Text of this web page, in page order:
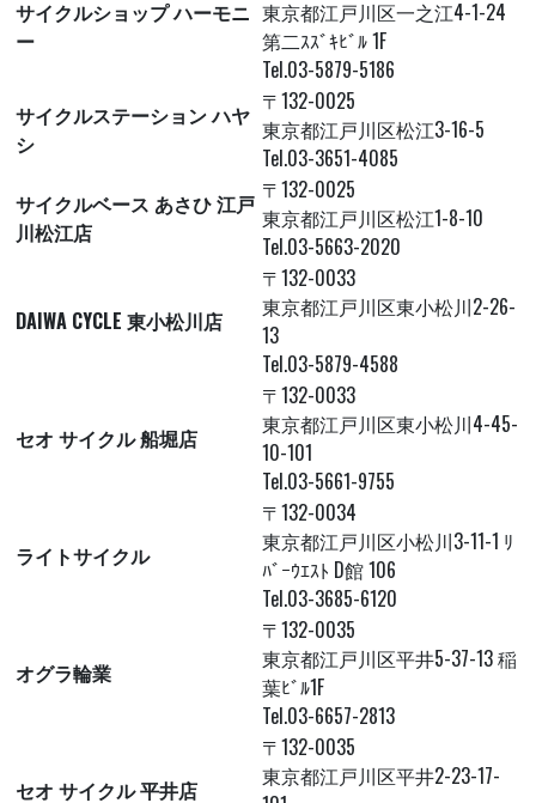
サイクルショップ ハーモニ
ー
東京都江戸川区一之江4-1-24
第二ｽｽﾞｷﾋﾞﾙ 1F
Tel.03-5879-5186
サイクルステーション ハヤ
シ
〒132-0025
東京都江戸川区松江3-16-5
Tel.03-3651-4085
サイクルベース あさひ 江戸
川松江店
〒132-0025
東京都江戸川区松江1-8-10
Tel.03-5663-2020
DAIWA CYCLE 東小松川店
〒132-0033
東京都江戸川区東小松川2-26-
13
Tel.03-5879-4588
セオ サイクル 船堀店
〒132-0033
東京都江戸川区東小松川4-45-
10-101
Tel.03-5661-9755
ライトサイクル
〒132-0034
東京都江戸川区小松川3-11-1 ﾘ
ﾊﾞｰｳｴｽﾄ D館 106
Tel.03-3685-6120
オグラ輪業
〒132-0035
東京都江戸川区平井5-37-13 稲
葉ﾋﾞﾙ1F
Tel.03-6657-2813
セオ サイクル 平井店
〒132-0035
東京都江戸川区平井2-23-17-